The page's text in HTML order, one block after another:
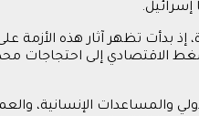
إسرائيل.
إذ بدأت تظهر آثار هذه
الاقتصادي إلى احتجاجات
والمساعدات الإنسانية،